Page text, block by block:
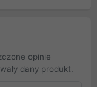
opinie
dany produkt.